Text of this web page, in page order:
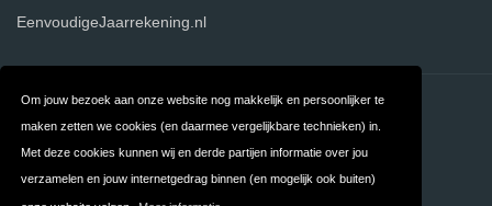
Om jouw bezoek aan onze website nog makkelijk en persoonlijker te
maken zetten we cookies (en daarmee vergelijkbare technieken) in.
Met deze cookies kunnen wij en derde partijen informatie over jou
verzamelen en jouw internetgedrag binnen (en mogelijk ook buiten)
EenvoudigeJaarrekening.nl
Contact Over ons
Privacy Algemene
Voorwaarden